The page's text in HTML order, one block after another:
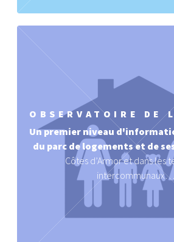
OBSERVATOIRE DE
Un premier niveau
du parc de logements et de
Côtes d’Armor et dans les
intercommunaux…